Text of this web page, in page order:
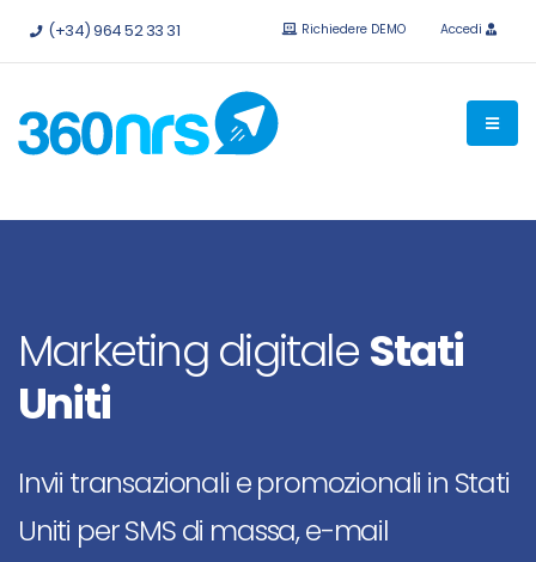
Provalo gratis senza impegno.API e integrazioni disponibili.
(+34) 964 52 33 31 Richiedere DEMO Accedi
Marketing digitaleStati
Uniti
Invii transazionali e promozionali in Stati
Uniti per SMS di massa, e-mail